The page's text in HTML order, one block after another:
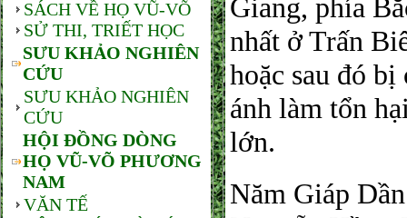
SÁCH VỀ HỌ VŨ-VÕ
SỬ THI, TRIẾT HỌC
SƯU KHẢO NGHIÊN
CỨU
SƯU KHẢO NGHIÊN
CỨU
HỘI ĐỒNG DÒNG
HỌ VŨ-VÕ PHƯƠNG
NAM
VĂN TẾ
Giang, phía
nhất ở Trấn
hoặc sau đó
ánh làm tổn
lớn.
Năm Giáp